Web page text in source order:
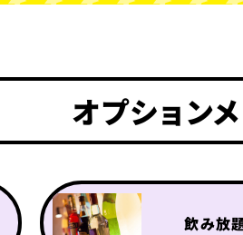
オプション
飲み放